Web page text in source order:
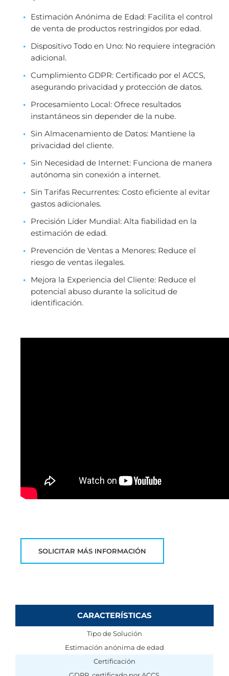
Estimación Anónima de Edad: Facilita el control
de venta de productos restringidos por edad.
Dispositivo Todo en Uno: No requiere integración
adicional.
Cumplimiento GDPR: Certificado por el ACCS,
asegurando privacidad y protección de datos.
Procesamiento Local: Ofrece resultados
instantáneos sin depender de la nube.
Sin Almacenamiento de Datos: Mantiene la
privacidad del cliente.
Sin Necesidad de Internet: Funciona de manera
autónoma sin conexión a internet.
Sin Tarifas Recurrentes: Costo eficiente al evitar
gastos adicionales.
Precisión Líder Mundial: Alta fiabilidad en la
estimación de edad.
Prevención de Ventas a Menores: Reduce el
riesgo de ventas ilegales.
Mejora la Experiencia del Cliente: Reduce el
potencial abuso durante la solicitud de
identificación.
SOLICITAR MÁS INFORMACIÓN
CARACTERÍSTICAS
Tipo de Solución
Estimación anónima de edad
Certificación